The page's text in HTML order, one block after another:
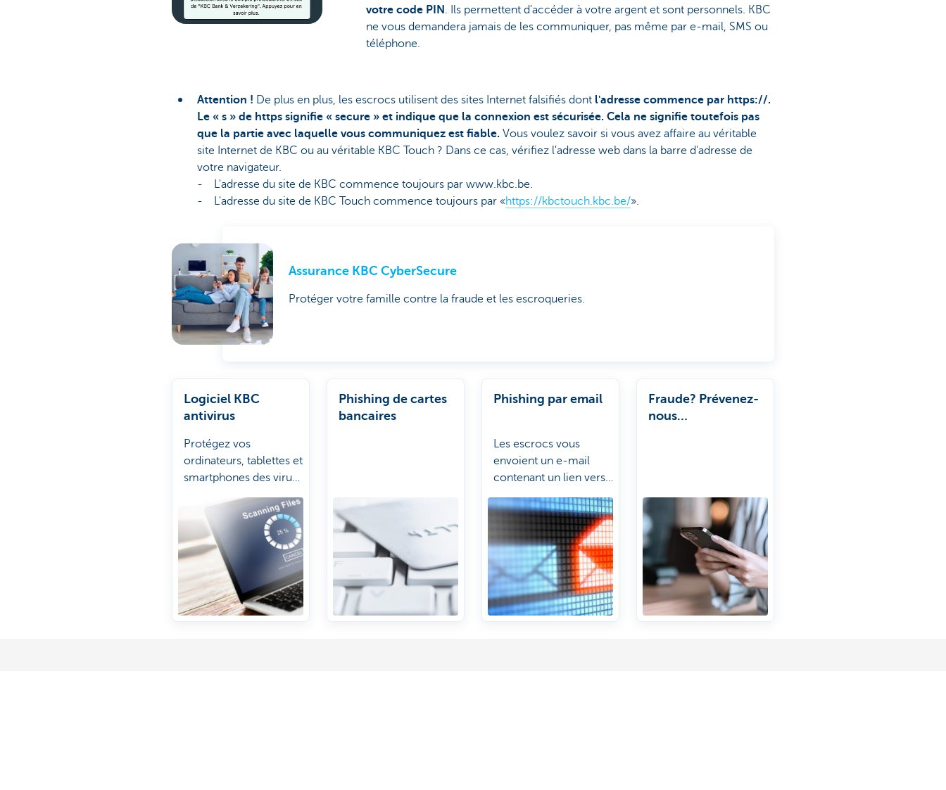
votre code PIN . Ils permettent d'accéder à votre argent et sont personnels. KBC
ne vous demandera jamais de les communiquer, pas même par e-mail, SMS ou
téléphone.
Attention ! De plus en plus, les escrocs utilisent des sites Internet falsifiés dont l'adresse commence par https://.
Le « s » de https signifie « secure » et indique que la connexion est sécurisée. Cela ne signifie toutefois pas
que la partie avec laquelle vous communiquez est fiable. Vous voulez savoir si vous avez affaire au véritable
site Internet de KBC ou au véritable KBC Touch ? Dans ce cas, vérifiez l'adresse web dans la barre d'adresse de
votre navigateur.
- L'adresse du site de KBC commence toujours par www.kbc.be.
- L'adresse du site de KBC Touch commence toujours par «https://kbctouch.kbc.be/».
Assurance KBC CyberSecure
Protéger votre famille contre la fraude et les escroqueries.
Logiciel KBC
antivirus
Protégez vos
ordinateurs, tablettes et
smartphones des virus
et des sites dangereux.
Phishing de cartes
bancaires
Phishing par email
Les escrocs vous
envoient un e-mail
contenant un lien vers
un faux site web. Ils
vous demandent
ensuite vos
coordonnées
personnelles et
bancaires. Mais ne
donnez jamais vos
codes secrets!
Fraude? Prévenez-
nous